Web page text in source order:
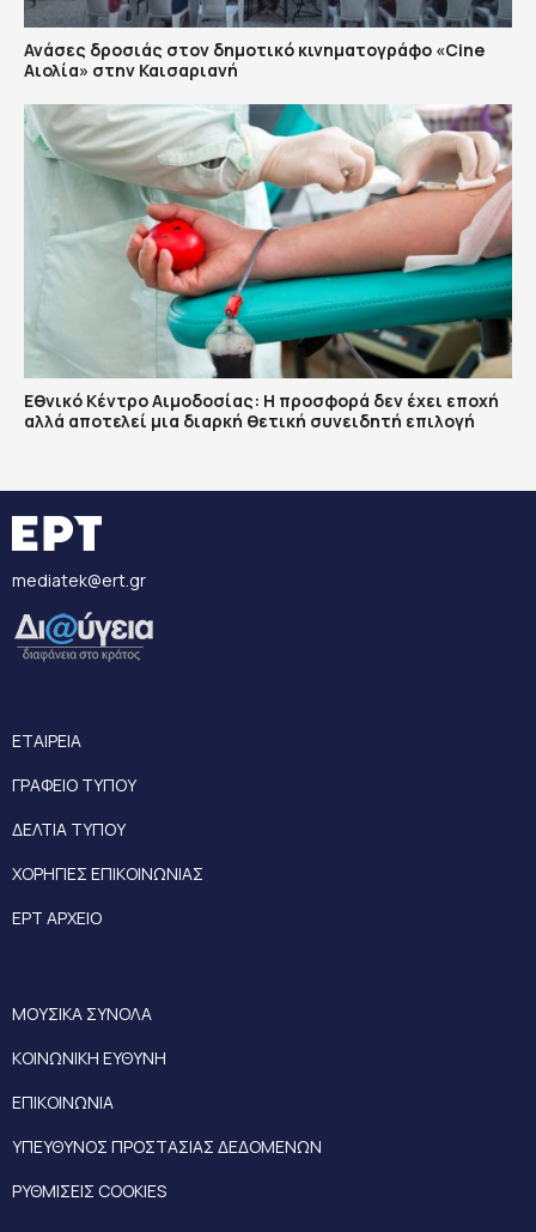
Ανάσες δροσιάς στον δημοτικό κινηματογράφο «Cine
Αιολία» στην Καισαριανή
Εθνικό Κέντρο Αιμοδοσίας: H προσφορά δεν έχει εποχή
αλλά αποτελεί μια διαρκή θετική συνειδητή επιλογή
mediatek@ert.gr
ΕΤΑΙΡΕΙΑ
ΓΡΑΦΕΙΟ ΤΥΠΟΥ
ΔΕΛΤΙΑ ΤΥΠΟΥ
ΧΟΡΗΓΙΕΣ ΕΠΙΚΟΙΝΩΝΙΑΣ
ΕΡΤ ΑΡΧΕΙΟ
ΜΟΥΣΙΚΑ ΣΥΝΟΛΑ
ΚΟΙΝΩΝΙΚΗ ΕΥΘΥΝΗ
ΕΠΙΚΟΙΝΩΝΙΑ
ΥΠΕΥΘΥΝΟΣ ΠΡΟΣΤΑΣΙΑΣ ΔΕΔΟΜΕΝΩΝ
ΡΥΘΜΙΣΕΙΣ COOKIES